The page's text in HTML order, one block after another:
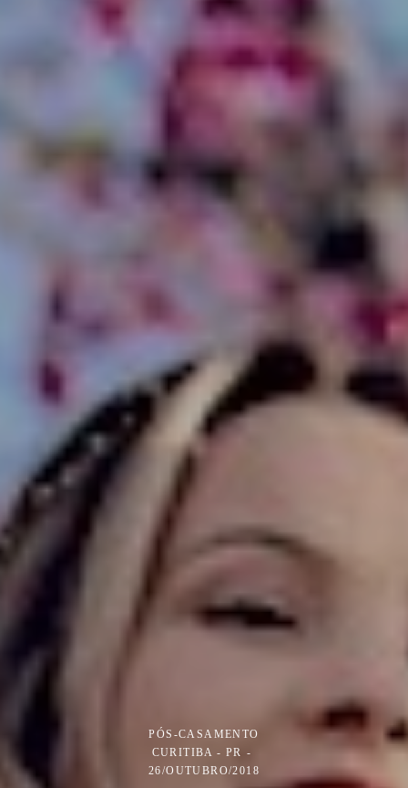
PÓS-CASAMENTO
CURITIBA - PR
26/OUTUBRO/2018